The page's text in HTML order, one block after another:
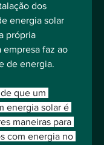
dos
energia solar
própria
faz ao
de energia.
que um
energia solar é
maneiras para
com energia no